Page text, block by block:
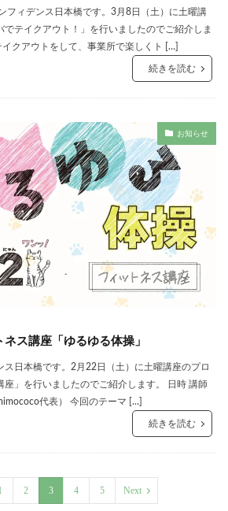
フィデンス日本橋です。3月8日（土）に土曜講
でテイクアウト！」を行いましたのでご紹介しま
クアウトをして、事業所で楽しくト […]
続きを読む
お知らせ
ネス講座「ゆるゆる体操」
ス日本橋です。2月22日（土）に土曜講座のプロ
座」を行いましたのでご紹介します。 日時 講師
代表） 今回のテーマ […]
続きを読む
2 3 4 5 Next